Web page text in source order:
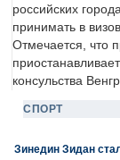
российских
принимать в
Отмечается, что
консульства
СПОРТ
Зинедин Зидан